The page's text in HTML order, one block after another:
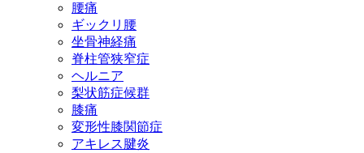
腰痛
ギックリ腰
坐骨神経痛
脊柱管狭窄症
ヘルニア
梨状筋症候群
膝痛
変形性膝関節症
アキレス腱炎